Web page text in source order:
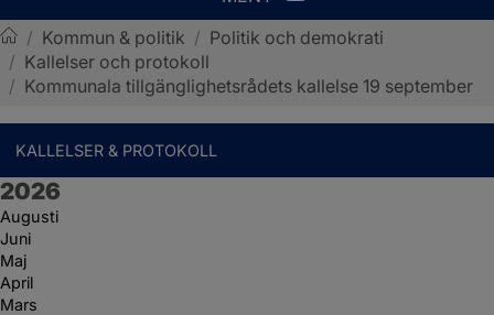
Sotenäs kommun
/ Kommun & politik / Politik och demokrati
/ Kallelser och protokoll
/ Kommunala tillgänglighetsrådets kallelse 19 september
KALLELSER & PROTOKOLL
År:
2026
Augusti
Juni
Maj
April
Mars